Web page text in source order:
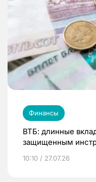
Финансы
ВТБ: длинные
защищенным
10:10 / 27.07.26